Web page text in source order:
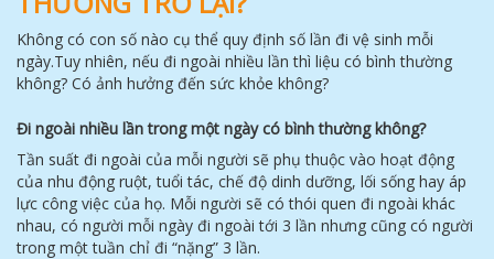
Không có con số nào cụ thể quy định số lần đi vệ sinh mỗi
ngày.Tuy nhiên, nếu đi ngoài nhiều lần thì liệu có bình thường
không? Có ảnh hưởng đến sức khỏe không?
Đi ngoài nhiều lần trong một ngày có bình thường không?
Tần suất đi ngoài của mỗi người sẽ phụ thuộc vào hoạt động
của nhu động ruột, tuổi tác, chế độ dinh dưỡng, lối sống hay áp
lực công việc của họ. Mỗi người sẽ có thói quen đi ngoài khác
nhau, có người mỗi ngày đi ngoài tới 3 lần nhưng cũng có người
trong một tuần chỉ đi “nặng” 3 lần.